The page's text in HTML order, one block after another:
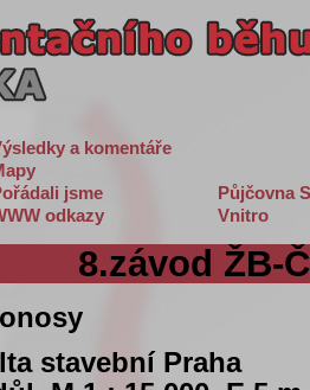
a komentáře
jsme
Půjčovna
odkazy Vnitro